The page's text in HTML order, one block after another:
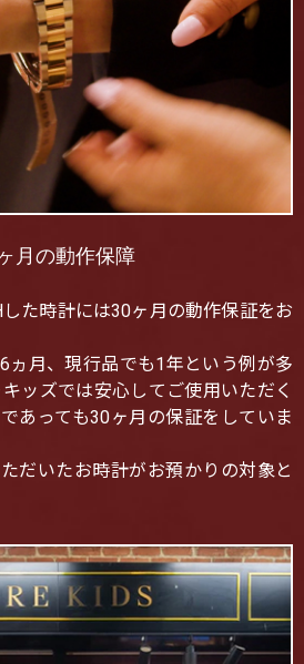
月の動作保障
た時計には30ヶ月の動作保証をお
ヵ月、現行品でも1年という例が多
ッズでは安心してご使用いただく
あっても30ヶ月の保証をしていま
だいたお時計がお預かりの対象と